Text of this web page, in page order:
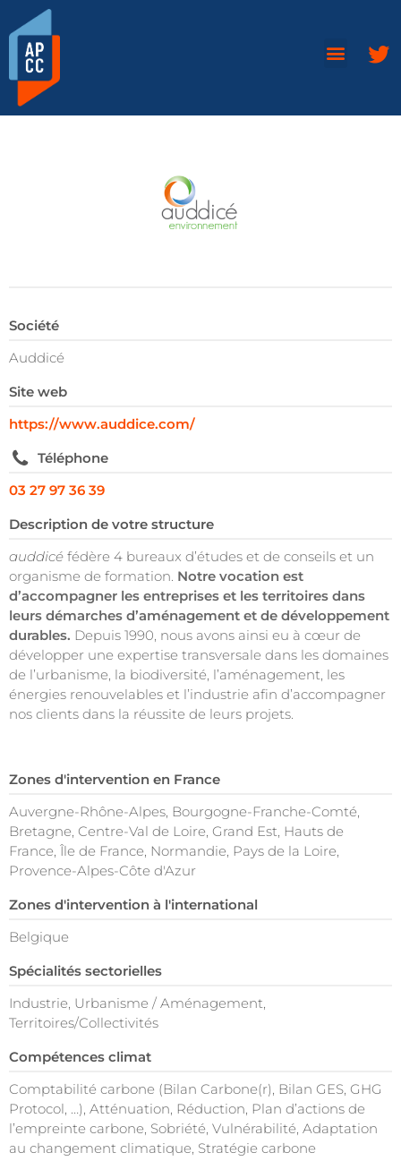
Société
Auddicé
Site web
https://www.auddice.com/
Téléphone
03 27 97 36 39
Description de votre structure
auddicé fédère 4 bureaux d’études et de conseils et un
organisme de formation. Notre vocation est
d’accompagner les entreprises et les territoires dans
leurs démarches d’aménagement et de développement
durables. Depuis 1990, nous avons ainsi eu à cœur de
développer une expertise transversale dans les domaines
de l’urbanisme, la biodiversité, l’aménagement, les
énergies renouvelables et l’industrie afin d’accompagner
nos clients dans la réussite de leurs projets.
Zones d'intervention en France
Auvergne-Rhône-Alpes, Bourgogne-Franche-Comté,
Bretagne, Centre-Val de Loire, Grand Est, Hauts de
France, Île de France, Normandie, Pays de la Loire,
Provence-Alpes-Côte d'Azur
Zones d'intervention à l'international
Belgique
Spécialités sectorielles
Industrie, Urbanisme / Aménagement,
Territoires/Collectivités
Compétences climat
Comptabilité carbone (Bilan Carbone(r), Bilan GES, GHG
Protocol, …), Atténuation, Réduction, Plan d’actions de
l’empreinte carbone, Sobriété, Vulnérabilité, Adaptation
au changement climatique, Stratégie carbone